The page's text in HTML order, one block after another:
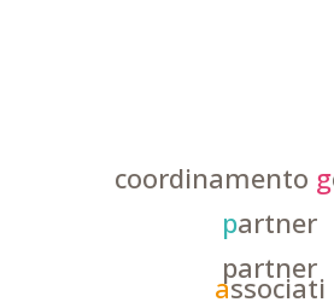
coordinamento g
partner
partner
associati